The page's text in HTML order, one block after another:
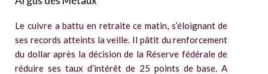
Le cuivre a battu en retraite ce matin, s’éloignant de
ses records atteints la veille. Il pâtit du renforcement
du dollar après la décision de la Réserve fédérale de
réduire ses taux d’intérêt de 25 points de base. A